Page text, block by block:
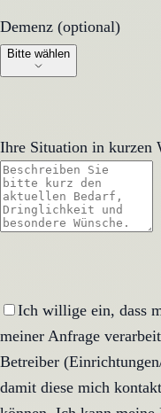
Demenz (optional)
Demenz (optional)
Bitte wählen
Ihre Situation in kurzen
Ich willige ein, dass
meiner Anfrage
Betreiber
damit diese mich